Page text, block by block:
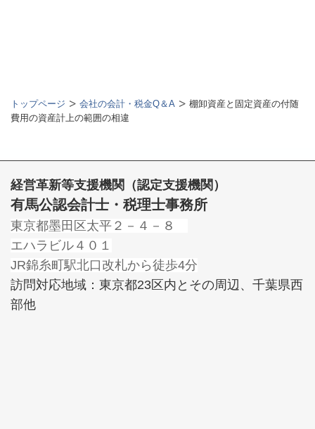
トップページ 会社の会計・税金Q＆A
棚卸資産と固定資産の付随
費用の資産計上の範囲の相違
経営革新等支援機関（認定支援機関）
有馬公認会計士・税理士事務所
東京都墨田区太平２－４－８
エハラビル４０１
JR錦糸町駅北口改札から徒歩4分
訪問対応地域：東京都23区内とその周辺、千葉県西
部他